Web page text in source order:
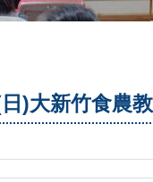
)大新竹食農